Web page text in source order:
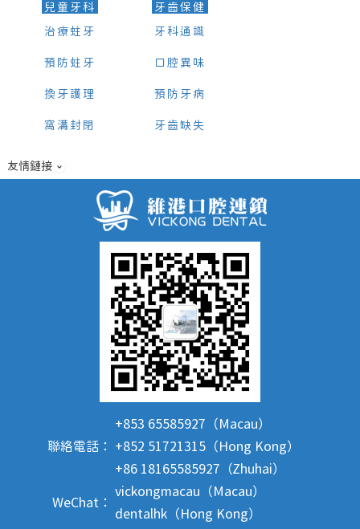
兒童牙科
治療蛀牙
預防蛀牙
換牙護理
窩溝封閉
牙齒保健
牙科通識
口腔異味
預防牙病
牙齒缺失
友情鏈接
聯絡電話：
+853 65585927（Macau）
+852 51721315（Hong Kong）
+86 18165585927（Zhuhai）
WeChat：
vickongmacau（Macau）
dentalhk（Hong Kong）